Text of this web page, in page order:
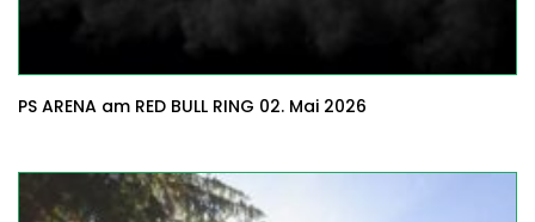
PS ARENA am RED BULL RING 02. Mai 2026